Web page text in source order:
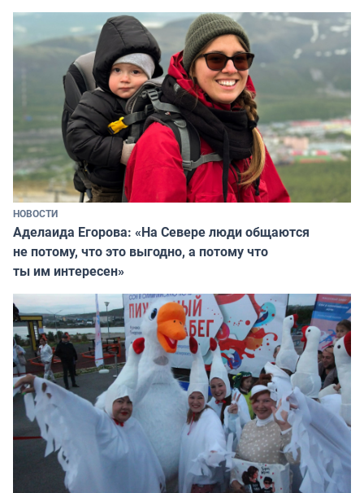
НОВОСТИ
Аделаида Егорова: «На Севере люди общаются
не потому, что это выгодно, а потому что
ты им интересен»